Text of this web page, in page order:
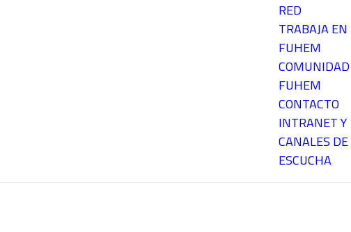
RED
TRABAJA EN
FUHEM
COMUNIDAD
FUHEM
CONTACTO
INTRANET Y
CANALES DE
ESCUCHA